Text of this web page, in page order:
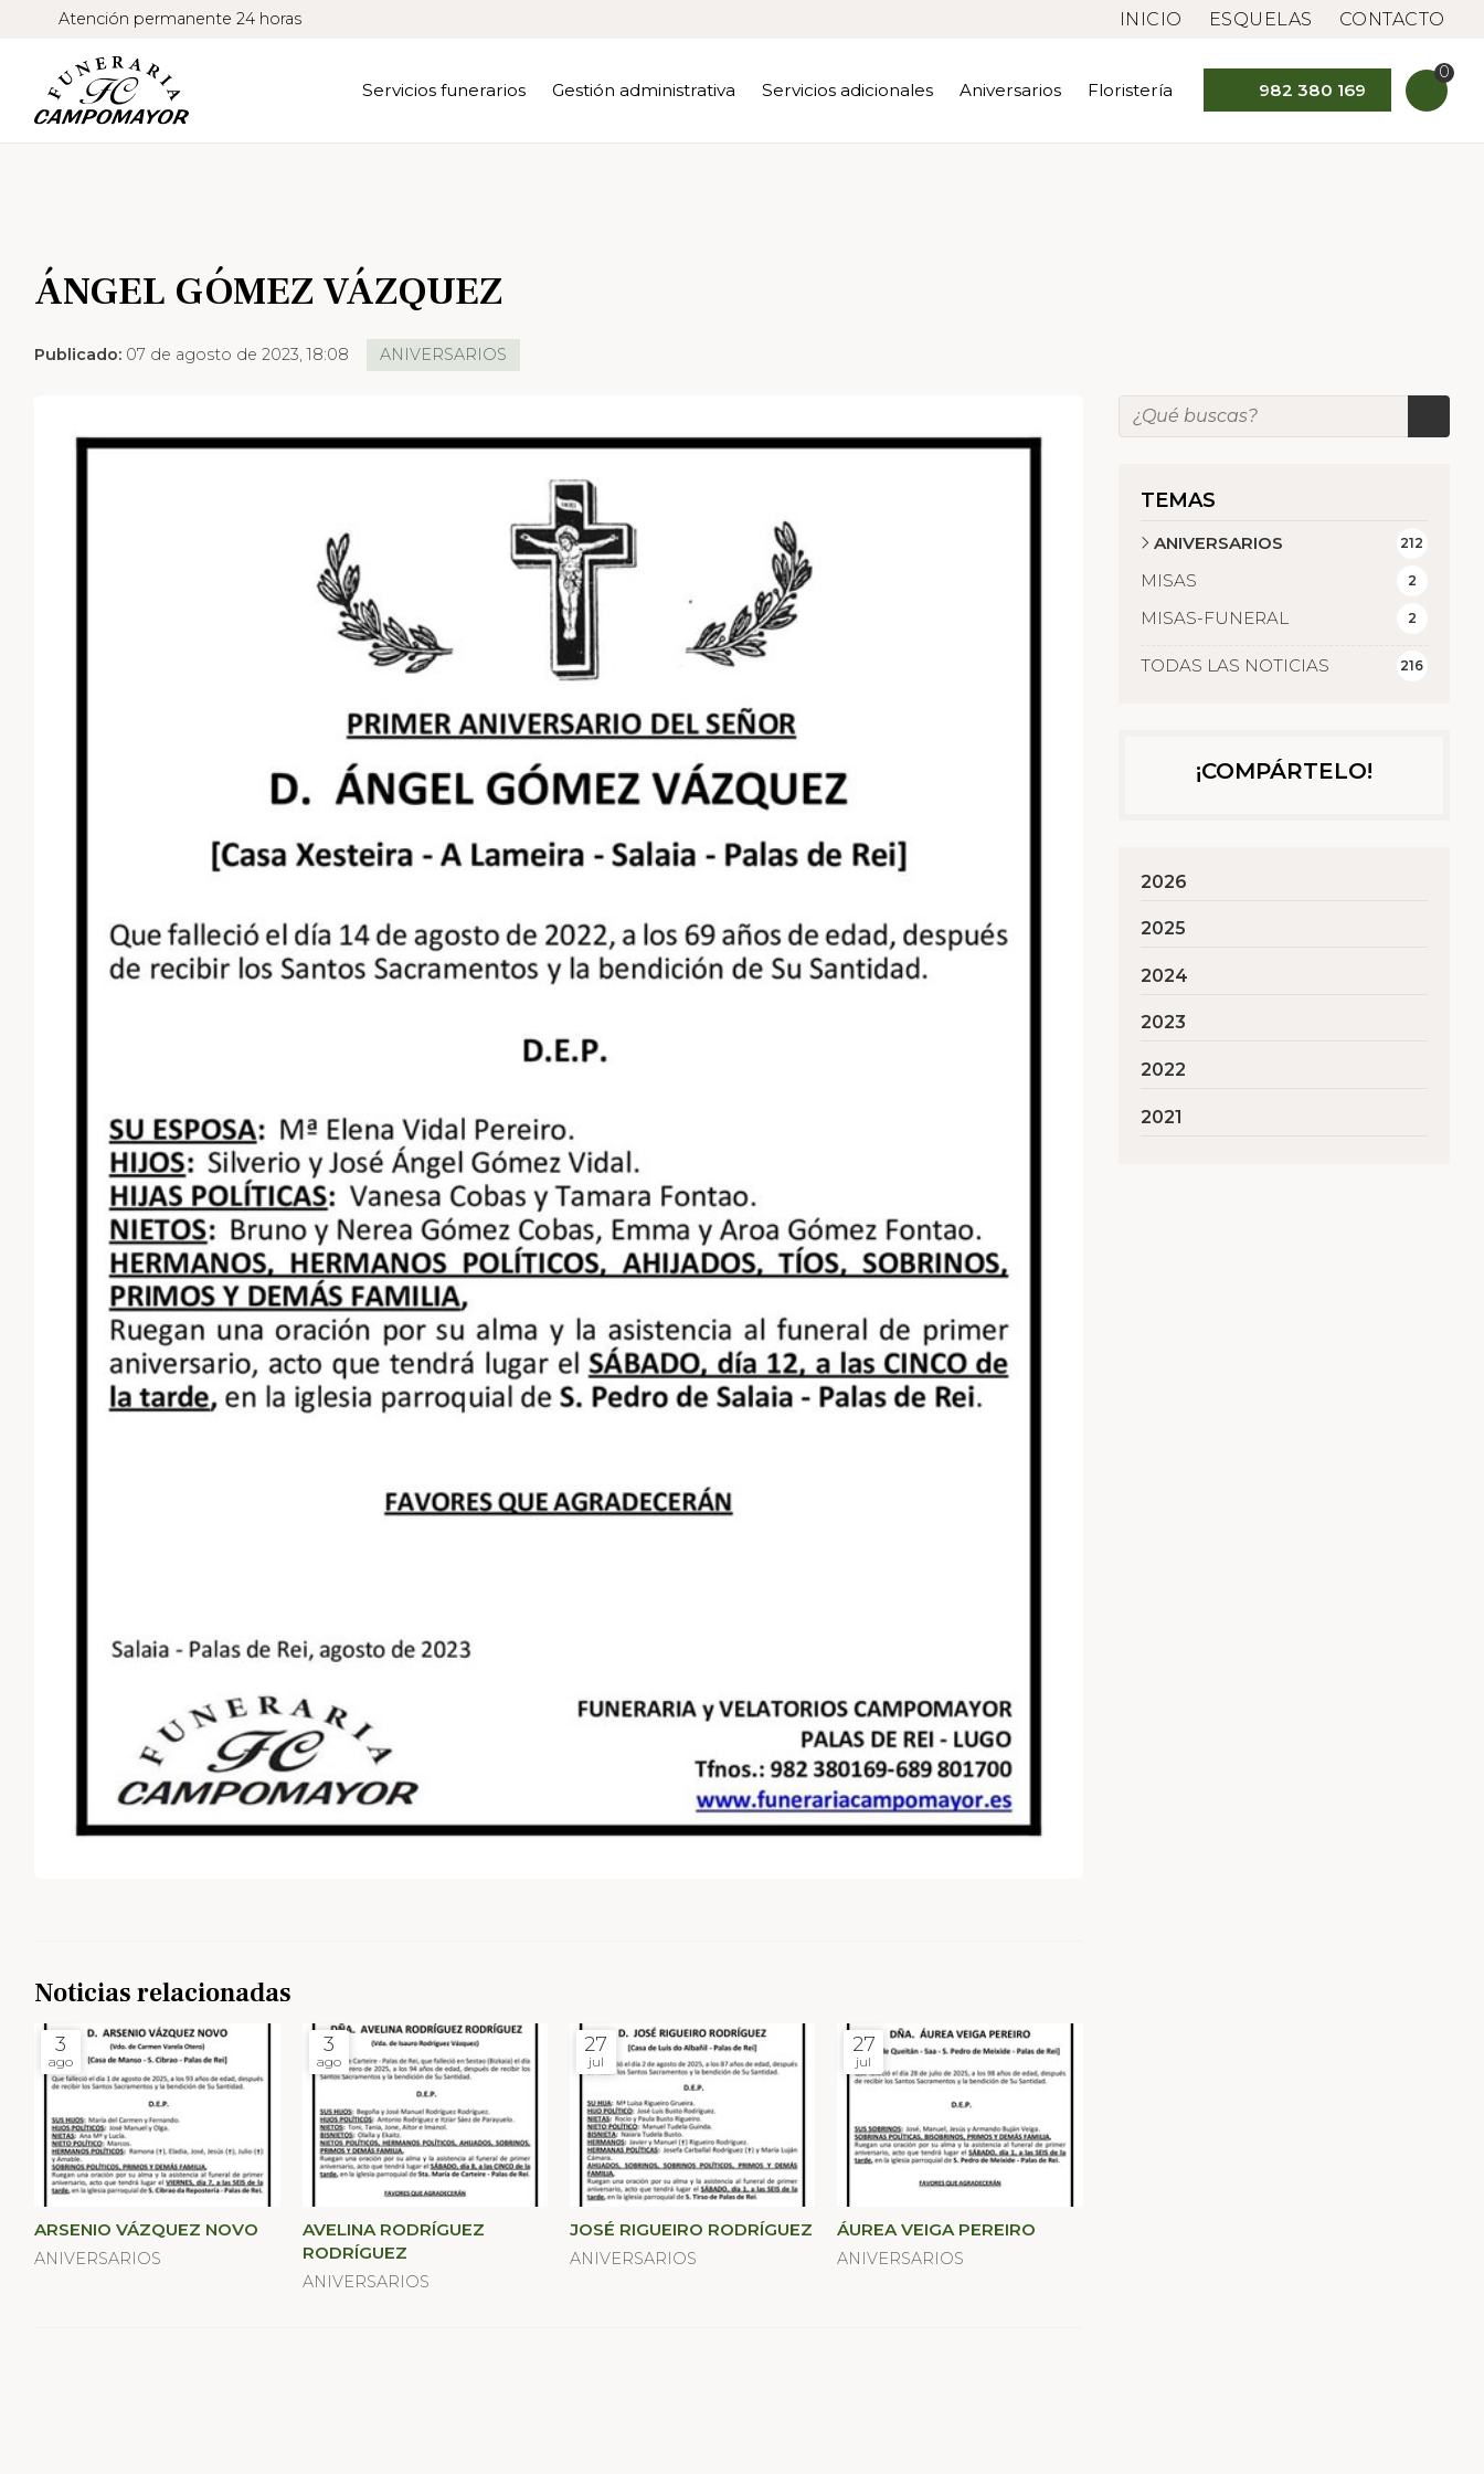
Atención permanente 24 horas INICIO ESQUELAS CONTACTO
Servicios funerarios Gestión administrativa Servicios adicionales Aniversarios Floristería 982 380 169
0
ÁNGEL GÓMEZ VÁZQUEZ
Publicado: 07 de agosto de 2023, 18:08 ANIVERSARIOS
TEMAS
TODAS LAS NOTICIAS 216
ANIVERSARIOS 212
MISAS 2
MISAS-FUNERAL 2
Noticias relacionadas
3
ago
ARSENIO VÁZQUEZ NOVO
ANIVERSARIOS
3
ago
AVELINA RODRÍGUEZ
RODRÍGUEZ
ANIVERSARIOS
27
jul
JOSÉ RIGUEIRO RODRÍGUEZ
ANIVERSARIOS
27
jul
ÁUREA VEIGA PEREIRO
ANIVERSARIOS
¡COMPÁRTELO!
2026
2025
2024
2023
2022
2021